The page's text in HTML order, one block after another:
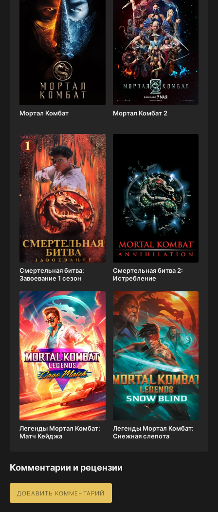
Мортал Комбат Мортал Комбат 2
Смертельная битва:
Завоевание 1 сезон
Смертельная битва 2:
Истребление
Легенды Мортал Комбат:
Матч Кейджа
Легенды Мортал Комбат:
Снежная слепота
Комментарии и рецензии
ДОБАВИТЬ КОММЕНТАРИЙ